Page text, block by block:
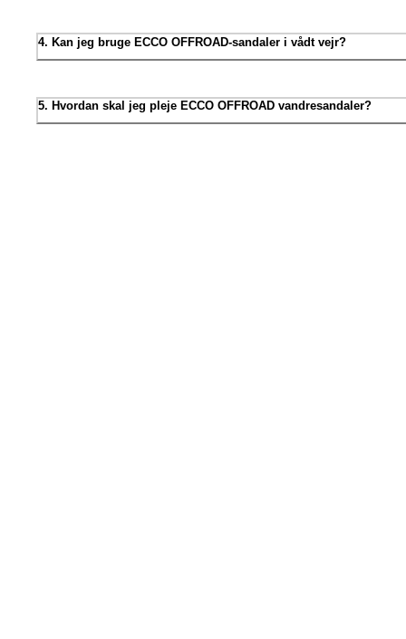
4. Kan jeg bruge ECCO OFFROAD-sandaler i vådt vejr?
5. Hvordan skal jeg pleje ECCO OFFROAD vandresandaler?